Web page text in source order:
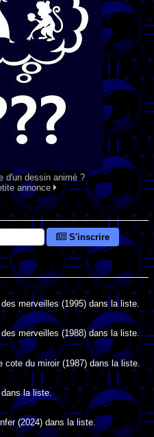
d'un dessin animé ?
annonce
S'inscrire
merveilles (1995) dans la liste.
merveilles (1988) dans la liste.
du miroir (1987) dans la liste.
la liste.
(2024) dans la liste.